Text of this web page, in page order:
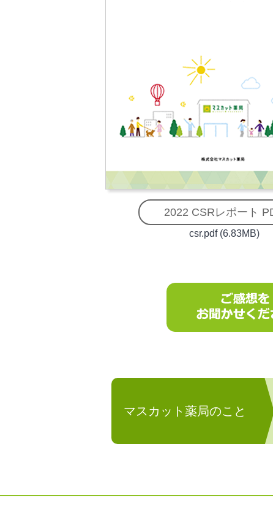
2022 CSRレポート
csr.pdf (6.83MB)
マスカット薬局のこと